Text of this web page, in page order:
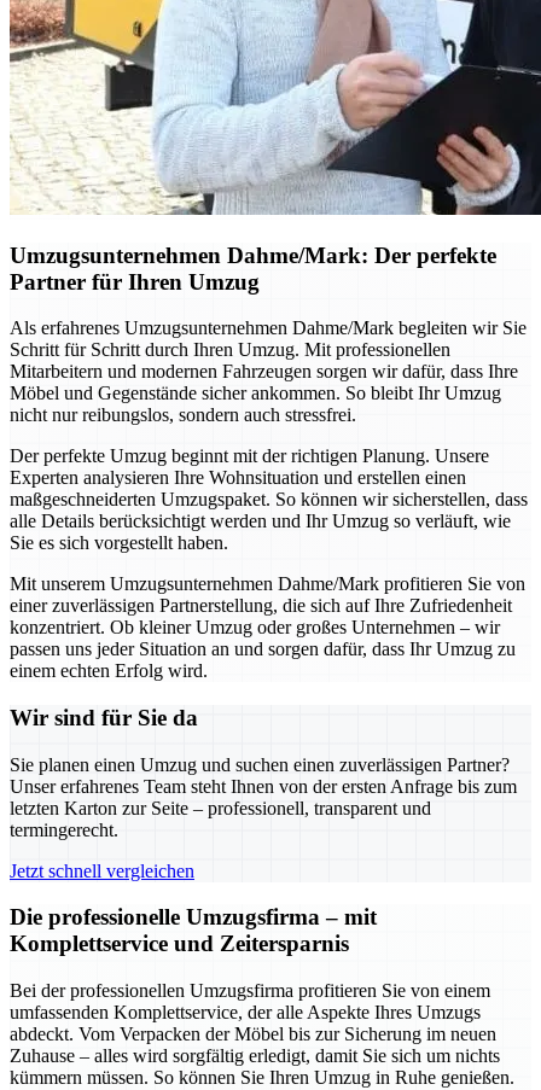
Umzugsunternehmen Dahme/Mark: Der perfekte
Partner für Ihren Umzug
Als erfahrenes Umzugsunternehmen Dahme/Mark begleiten wir Sie
Schritt für Schritt durch Ihren Umzug. Mit professionellen
Mitarbeitern und modernen Fahrzeugen sorgen wir dafür, dass Ihre
Möbel und Gegenstände sicher ankommen. So bleibt Ihr Umzug
nicht nur reibungslos, sondern auch stressfrei.
Der perfekte Umzug beginnt mit der richtigen Planung. Unsere
Experten analysieren Ihre Wohnsituation und erstellen einen
maßgeschneiderten Umzugspaket. So können wir sicherstellen, dass
alle Details berücksichtigt werden und Ihr Umzug so verläuft, wie
Sie es sich vorgestellt haben.
Mit unserem Umzugsunternehmen Dahme/Mark profitieren Sie von
einer zuverlässigen Partnerstellung, die sich auf Ihre Zufriedenheit
konzentriert. Ob kleiner Umzug oder großes Unternehmen – wir
passen uns jeder Situation an und sorgen dafür, dass Ihr Umzug zu
einem echten Erfolg wird.
Wir sind für Sie da
Sie planen einen Umzug und suchen einen zuverlässigen Partner?
Unser erfahrenes Team steht Ihnen von der ersten Anfrage bis zum
letzten Karton zur Seite – professionell, transparent und
termingerecht.
Jetzt schnell vergleichen
Die professionelle Umzugsfirma – mit
Komplettservice und Zeitersparnis
Bei der professionellen Umzugsfirma profitieren Sie von einem
umfassenden Komplettservice, der alle Aspekte Ihres Umzugs
abdeckt. Vom Verpacken der Möbel bis zur Sicherung im neuen
Zuhause – alles wird sorgfältig erledigt, damit Sie sich um nichts
kümmern müssen. So können Sie Ihren Umzug in Ruhe genießen.